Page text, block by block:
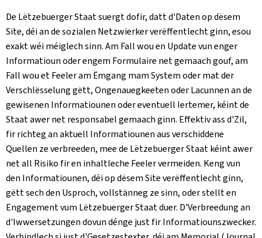
De Lëtzebuerger Staat suergt dofir, datt d'Daten op dësem
Site, déi an de sozialen Netzwierker verëffentlecht ginn, esou
exakt wéi méiglech sinn. Am Fall wou en Update vun enger
Informatioun oder engem Formulaire net gemaach gouf, am
Fall wou et Feeler am Ëmgang mam System oder mat der
Verschlësselung gëtt, Ongenauegkeeten oder Lacunnen an de
gewisenen Informatiounen oder eventuell Iertemer, kéint de
Staat awer net responsabel gemaach ginn. Effektiv ass d'Zil,
fir richteg an aktuell Informatiounen aus verschiddene
Quellen ze verbreeden, mee de Lëtzebuerger Staat kéint awer
net all Risiko fir en inhaltleche Feeler vermeiden. Keng vun
den Informatiounen, déi op dësem Site verëffentlecht ginn,
gëtt sech den Usproch, vollstänneg ze sinn, oder stellt en
Engagement vum Lëtzebuerger Staat duer. D'Verbreedung an
d'Iwwersetzungen dovun dénge just fir Informatiounszwecker.